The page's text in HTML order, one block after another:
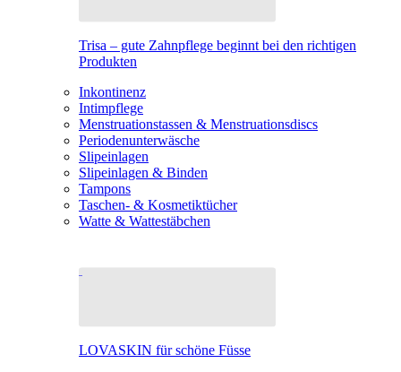
Trisa – gute Zahnpflege beginnt bei den richtigen
Produkten
Inkontinenz
Intimpflege
Menstruationstassen & Menstruationsdiscs
Periodenunterwäsche
Slipeinlagen
Slipeinlagen & Binden
Tampons
Taschen- & Kosmetiktücher
Watte & Wattestäbchen
LOVASKIN für schöne Füsse